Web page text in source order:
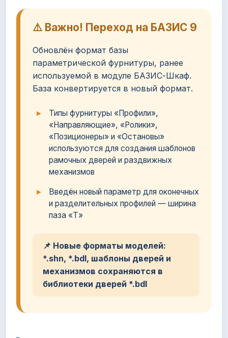
⚠️ Важно! Переход на БАЗИС 9
Обновлён формат базы
параметрической фурнитуры, ранее
используемой в модуле БАЗИС-Шкаф.
База конвертируется в новый формат.
Типы фурнитуры «Профили»,
«Направляющие», «Ролики»,
«Позиционеры» и «Остановы»
используются для создания шаблонов
рамочных дверей и раздвижных
механизмов
Введён новый параметр для оконечных
и разделительных профилей — ширина
паза «Т»
📌 Новые форматы моделей:
*.shn, *.bdl, шаблоны дверей и
механизмов сохраняются в
библиотеки дверей *.bdl